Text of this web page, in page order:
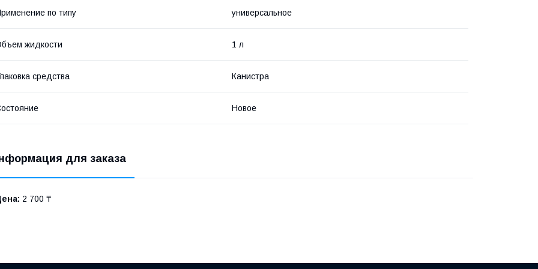
по типу универсальное
жидкости 1 л
средства Канистра
Новое
для заказа
2 700 ₸